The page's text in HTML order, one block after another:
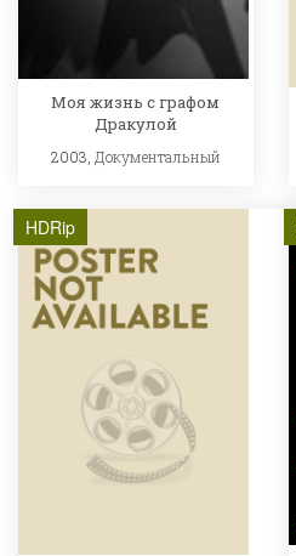
Моя жизнь с графом
Дракулой
2003, Документальный
HDRip